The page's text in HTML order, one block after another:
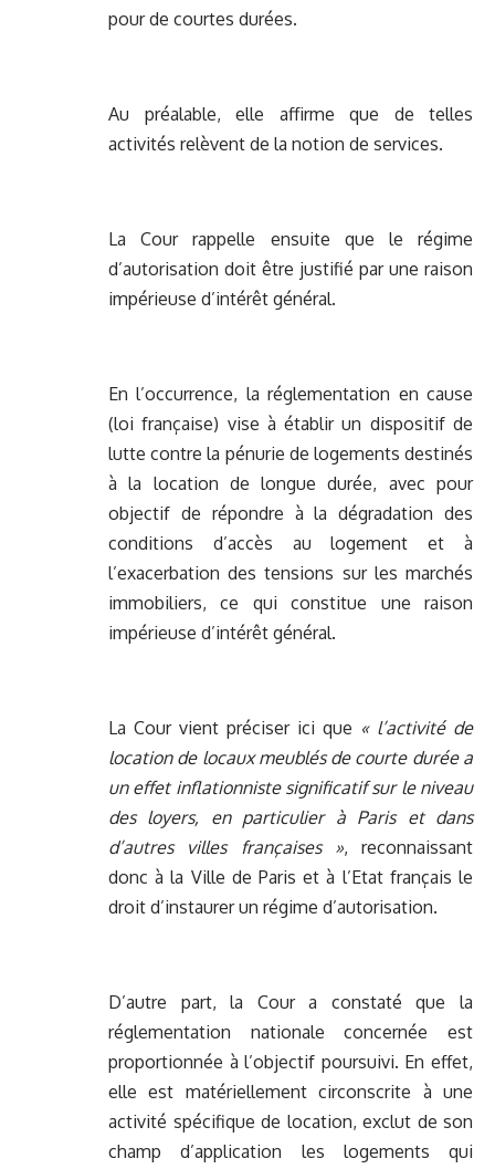
pour de courtes durées.
Au préalable, elle affirme que de telles
activités relèvent de la notion de services.
La Cour rappelle ensuite que le régime
d’autorisation doit être justifié par une raison
impérieuse d’intérêt général.
En l’occurrence, la réglementation en cause
(loi française) vise à établir un dispositif de
lutte contre la pénurie de logements destinés
à la location de longue durée, avec pour
objectif de répondre à la dégradation des
conditions d’accès au logement et à
l’exacerbation des tensions sur les marchés
immobiliers, ce qui constitue une raison
impérieuse d’intérêt général.
La Cour vient préciser ici que « l’activité de
location de locaux meublés de courte durée a
un effet inflationniste significatif sur le niveau
des loyers, en particulier à Paris et dans
d’autres villes françaises »,
reconnaissant
donc à la Ville de Paris et à l’Etat français le
droit d’instaurer un régime d’autorisation.
D’autre part, la Cour a constaté que la
réglementation nationale concernée est
proportionnée à l’objectif poursuivi. En effet,
elle est matériellement circonscrite à une
activité spécifique de location, exclut de son
champ d’application les logements qui